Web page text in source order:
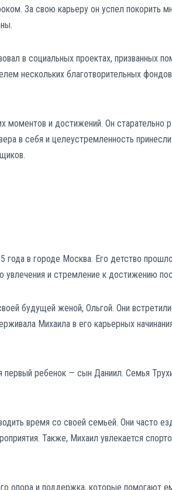
За свою карьеру он успел покорить
в социальных проектах, призванных
нескольких благотворительных
моментов и достижений. Он старательно
в себя и целеустремленность
года в городе Москва. Его детство
увлечения и стремление к достижению
будущей женой, Ольгой. Они
Михаила в его карьерных
первый ребенок — сын Даниил. Семья
время со своей семьей. Они часто
Также, Михаил увлекается
опора и поддержка, которые помогают